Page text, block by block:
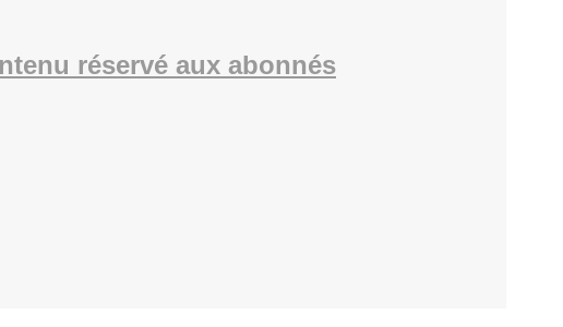
réservé aux abonnés